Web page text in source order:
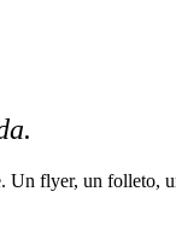
flyer, un folleto,